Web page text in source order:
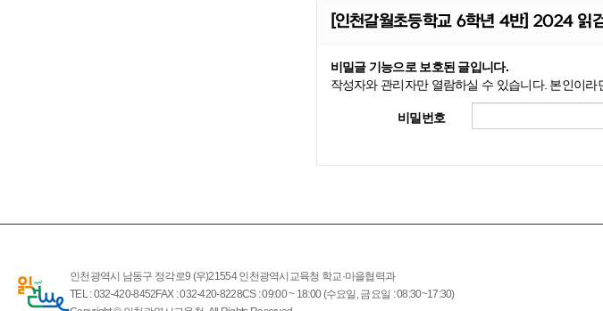
[인천갈월초등학교 6학년 4반] 2024 읽
비밀글 기능으로 보호된 글입니다.
작성자와 관리자만 열람하실 수 있습니다. 본인이라
비밀번호
인천광역시 남동구 정각로9 (우)21554 인천광역시교육청 학교·마을협력과
TEL : 032-420-8452FAX : 032-420-8228CS : 09:00 ~ 18:00 (수요일, 금요일 : 08:30~17:30)